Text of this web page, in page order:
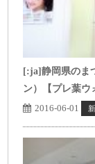
[:ja]静岡県のま
ン）【プレ葉ウ
2016-06-01